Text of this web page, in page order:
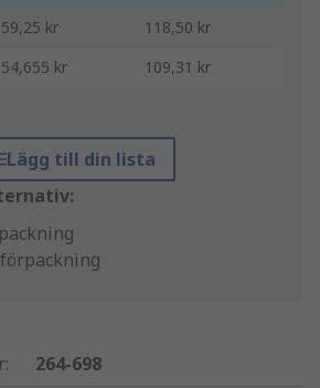
59,25 kr
118,50 kr
54,655 kr 109,31 kr
Lägg till din lista
:
264-698